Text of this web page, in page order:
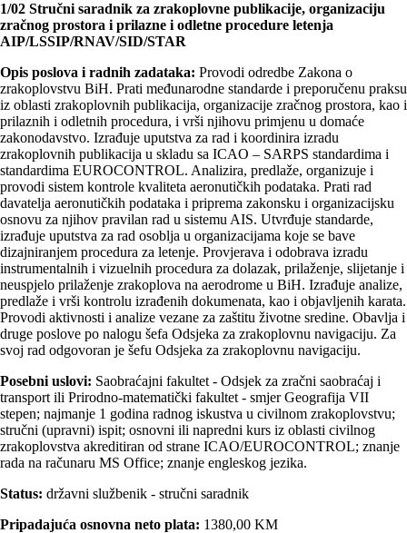
1/02 Stručni saradnik za zrakoplovne publikacije, organizaciju
zračnog prostora i prilazne i odletne procedure letenja
AIP/LSSIP/RNAV/SID/STAR
Opis poslova i radnih zadataka: Provodi odredbe Zakona o
zrakoplovstvu BiH. Prati međunarodne standarde i preporučenu praksu
iz oblasti zrakoplovnih publikacija, organizacije zračnog prostora, kao i
prilaznih i odletnih procedura, i vrši njihovu primjenu u domaće
zakonodavstvo. Izrađuje uputstva za rad i koordinira izradu
zrakoplovnih publikacija u skladu sa ICAO – SARPS standardima i
standardima EUROCONTROL. Analizira, predlaže, organizuje i
provodi sistem kontrole kvaliteta aeronutičkih podataka. Prati rad
davatelja aeronutičkih podataka i priprema zakonsku i organizacijsku
osnovu za njihov pravilan rad u sistemu AIS. Utvrđuje standarde,
izrađuje uputstva za rad osoblјa u organizacijama koje se bave
dizajniranjem procedura za letenje. Provjerava i odobrava izradu
instrumentalnih i vizuelnih procedura za dolazak, prilaženje, slijetanje i
neuspjelo prilaženje zrakoplova na aerodrome u BiH. Izrađuje analize,
predlaže i vrši kontrolu izrađenih dokumenata, kao i objavlјenih karata.
Provodi aktivnosti i analize vezane za zaštitu životne sredine. Obavlјa i
druge poslove po nalogu šefa Odsjeka za zrakoplovnu navigaciju. Za
svoj rad odgovoran je šefu Odsjeka za zrakoplovnu navigaciju.
Posebni uslovi: Saobraćajni fakultet - Odsjek za zračni saobraćaj i
transport ili Prirodno-matematički fakultet - smjer Geografija VII
stepen; najmanje 1 godina radnog iskustva u civilnom zrakoplovstvu;
stručni (upravni) ispit; osnovni ili napredni kurs iz oblasti civilnog
zrakoplovstva akreditiran od strane ICAO/EUROCONTROL; znanje
rada na računaru MS Office; znanje engleskog jezika.
Status: državni službenik - stručni saradnik
Pripadajuća osnovna neto plata: 1380,00 KM